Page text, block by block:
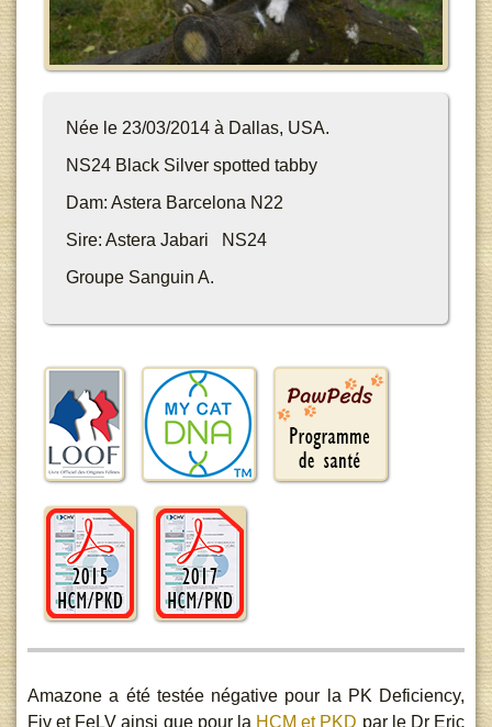
Née le 23/03/2014 à Dallas, USA.
NS24 Black Silver spotted tabby
Dam: Astera Barcelona N22
Sire: Astera Jabari NS24
Groupe Sanguin A.
Amazone a été testée négative pour la PK Deficiency,
Fiv et FeLV ainsi que pour la HCM et PKD par le Dr Eric